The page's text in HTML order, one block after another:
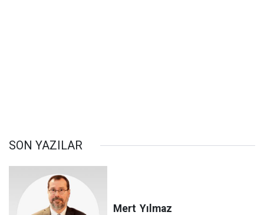
SON YAZILAR
Mert Yılmaz